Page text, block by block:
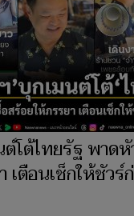
ต์โต้ไทยรัฐ พาด
เตือนเช็กให้ชัวร์